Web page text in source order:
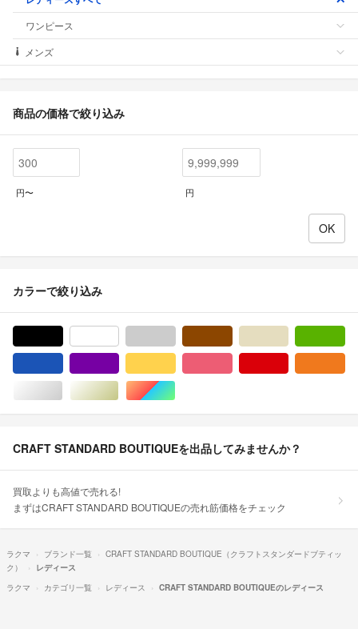
ワンピース
メンズ
商品の価格で絞り込み
円〜 円
カラーで絞り込み
シルバー/銀色系ゴールド/金色系マルチカラー
CRAFT STANDARD BOUTIQUEを出品してみませんか？
買取よりも高値で売れる!
まずはCRAFT STANDARD BOUTIQUEの売れ筋価格をチェック
ラクマ ブランド一覧
CRAFT STANDARD BOUTIQUE（クラフトスタンダードブティッ
ク）
レディース
ラクマ
カテゴリ一覧 レディース CRAFT STANDARD BOUTIQUEのレディース